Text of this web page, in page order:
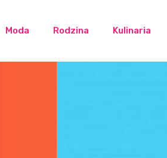
Moda Rodzina Kulinaria